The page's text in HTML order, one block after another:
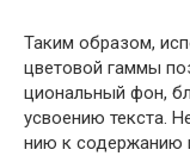
Таким образом,
цветовой гаммы
циональный фон,
усвоению текста.
нию к содержанию